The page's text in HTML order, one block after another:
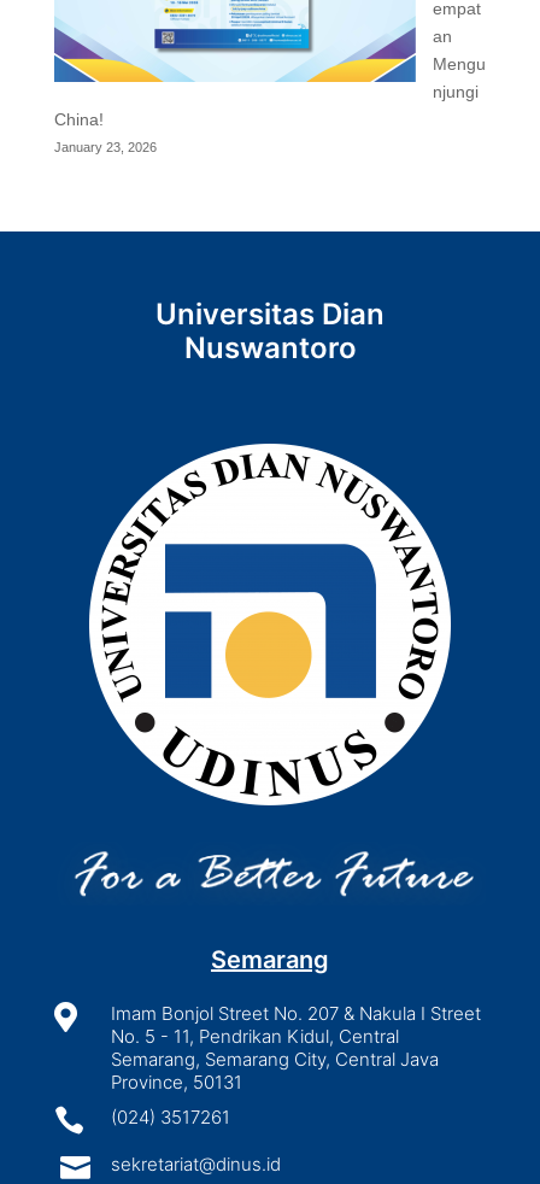
empat
an
Mengu
njungi
China!
January 23, 2026
Universitas Dian
Nuswantoro
Semarang

Imam Bonjol Street No. 207 & Nakula I Street
No. 5 - 11, Pendrikan Kidul, Central
Semarang, Semarang City, Central Java
Province, 50131
 (024) 3517261
 sekretariat@dinus.id